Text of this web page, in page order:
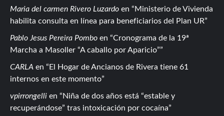
Maria del carmen Rivero Luzardo en
Ministerio de Vivienda
habilita consulta en línea para beneficiarios del Plan UR
Pablo Jesus Pereira Pombo en
Cronograma de la 19ª
Marcha a Masoller “A caballo por Aparicio”
CARLA en
El Hogar de Ancianos de Rivera tiene 61
internos en este momento
vpirrongelli en
Niña de dos años está “estable y
recuperándose” tras intoxicación por cocaína